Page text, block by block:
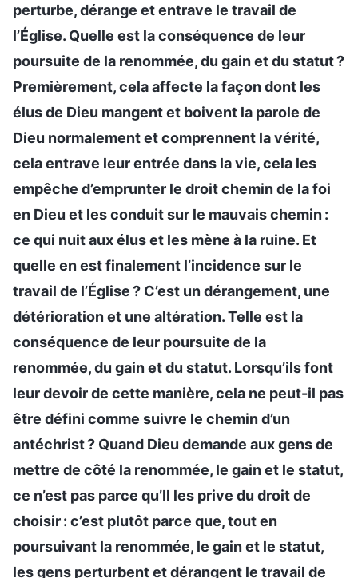
perturbe, dérange et entrave le travail de
l’Église. Quelle est la conséquence de leur
poursuite de la renommée, du gain et du statut ?
Premièrement, cela affecte la façon dont les
élus de Dieu mangent et boivent la parole de
Dieu normalement et comprennent la vérité,
cela entrave leur entrée dans la vie, cela les
empêche d’emprunter le droit chemin de la foi
en Dieu et les conduit sur le mauvais chemin :
ce qui nuit aux élus et les mène à la ruine. Et
quelle en est finalement l’incidence sur le
travail de l’Église ? C’est un dérangement, une
détérioration et une altération. Telle est la
conséquence de leur poursuite de la
renommée, du gain et du statut. Lorsqu’ils font
leur devoir de cette manière, cela ne peut-il pas
être défini comme suivre le chemin d’un
antéchrist ? Quand Dieu demande aux gens de
mettre de côté la renommée, le gain et le statut,
ce n’est pas parce qu’Il les prive du droit de
choisir : c’est plutôt parce que, tout en
poursuivant la renommée, le gain et le statut,
les gens perturbent et dérangent le travail de